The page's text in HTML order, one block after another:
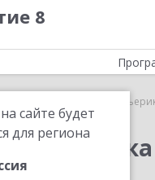
8
сайте будет
для региона
1С-
Курьерика